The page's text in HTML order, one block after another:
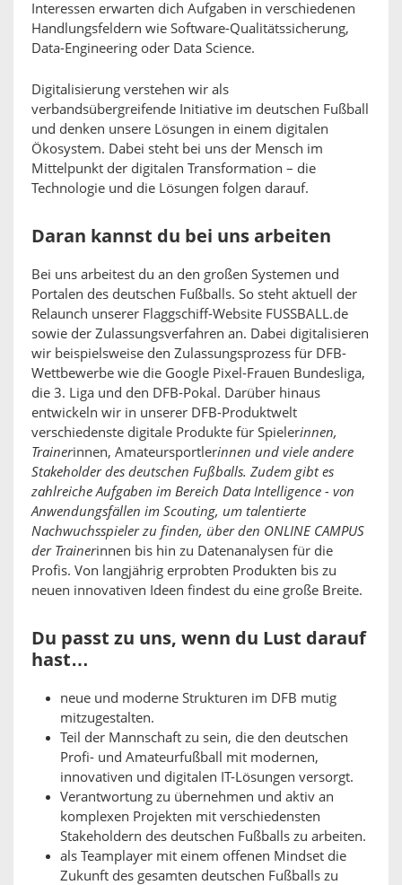
Interessen erwarten dich Aufgaben in verschiedenen
Handlungsfeldern wie Software-Qualitätssicherung,
Data-Engineering oder Data Science.
Digitalisierung verstehen wir als
verbandsübergreifende Initiative im deutschen Fußball
und denken unsere Lösungen in einem digitalen
Ökosystem. Dabei steht bei uns der Mensch im
Mittelpunkt der digitalen Transformation – die
Technologie und die Lösungen folgen darauf.
Daran kannst du bei uns arbeiten
Bei uns arbeitest du an den großen Systemen und
Portalen des deutschen Fußballs. So steht aktuell der
Relaunch unserer Flaggschiff-Website FUSSBALL.de
sowie der Zulassungsverfahren an. Dabei digitalisieren
wir beispielsweise den Zulassungsprozess für DFB-
Wettbewerbe wie die Google Pixel-Frauen Bundesliga,
die 3. Liga und den DFB-Pokal. Darüber hinaus
entwickeln wir in unserer DFB-Produktwelt
verschiedenste digitale Produkte für Spielerinnen,
Trainerinnen, Amateursportlerinnen und viele andere
Stakeholder des deutschen Fußballs. Zudem gibt es
zahlreiche Aufgaben im Bereich Data Intelligence - von
Anwendungsfällen im Scouting, um talentierte
Nachwuchsspieler zu finden, über den ONLINE CAMPUS
der Trainerinnen bis hin zu Datenanalysen für die
Profis. Von langjährig erprobten Produkten bis zu
neuen innovativen Ideen findest du eine große Breite.
Du passt zu uns, wenn du Lust darauf
hast…
neue und moderne Strukturen im DFB mutig
mitzugestalten.
Teil der Mannschaft zu sein, die den deutschen
Profi- und Amateurfußball mit modernen,
innovativen und digitalen IT-Lösungen versorgt.
Verantwortung zu übernehmen und aktiv an
komplexen Projekten mit verschiedensten
Stakeholdern des deutschen Fußballs zu arbeiten.
als Teamplayer mit einem offenen Mindset die
Zukunft des gesamten deutschen Fußballs zu